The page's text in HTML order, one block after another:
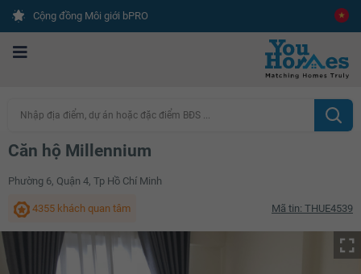
Cộng đồng Môi giới bPRO
Nhập địa điểm, dự án hoặc đặc điểm BĐS ...
Căn hộ Millennium
Phường 6, Quận 4, Tp Hồ Chí Minh
4355 khách quan tâm Mã tin: THUE4539